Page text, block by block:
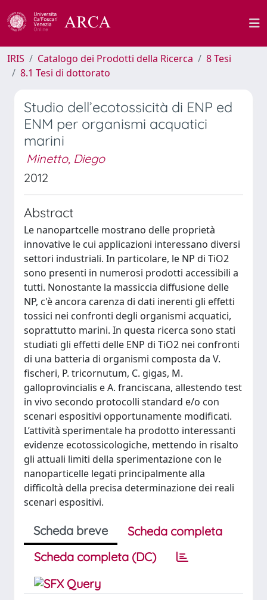
IRIS Catalogo dei Prodotti della Ricerca
8 Tesi
8.1 Tesi di dottorato
Studio dell’ecotossicità di ENP ed
ENM per organismi acquatici
marini
Minetto, Diego
2012
Abstract
Le nanopartcelle mostrano delle proprietà
innovative le cui applicazioni interessano diversi
settori industriali. In particolare, le NP di TiO2
sono presenti in numerosi prodotti accessibili a
tutti. Nonostante la massiccia diffusione delle
NP, c'è ancora carenza di dati inerenti gli effetti
tossici nei confronti degli organismi acquatici,
soprattutto marini. In questa ricerca sono stati
studiati gli effetti delle ENP di TiO2 nei confronti
di una batteria di organismi composta da V.
fischeri, P. tricornutum, C. gigas, M.
galloprovincialis e A. franciscana, allestendo test
in vivo secondo protocolli standard e/o con
scenari espositivi opportunamente modificati.
L’attività sperimentale ha prodotto interessanti
evidenze ecotossicologiche, mettendo in risalto
gli attuali limiti della sperimentazione con le
nanoparticelle legati principalmente alla
difficoltà della precisa determinazione dei reali
scenari espositivi.
Scheda breve
Scheda completa
Scheda completa (DC)